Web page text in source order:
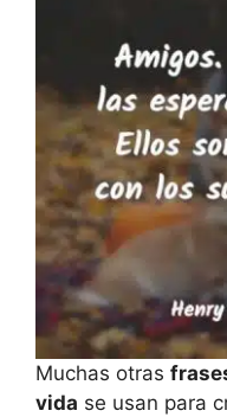
Muchas otras
vida se usan para